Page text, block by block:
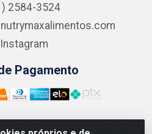
2584-3524
Instagram
Pagamento